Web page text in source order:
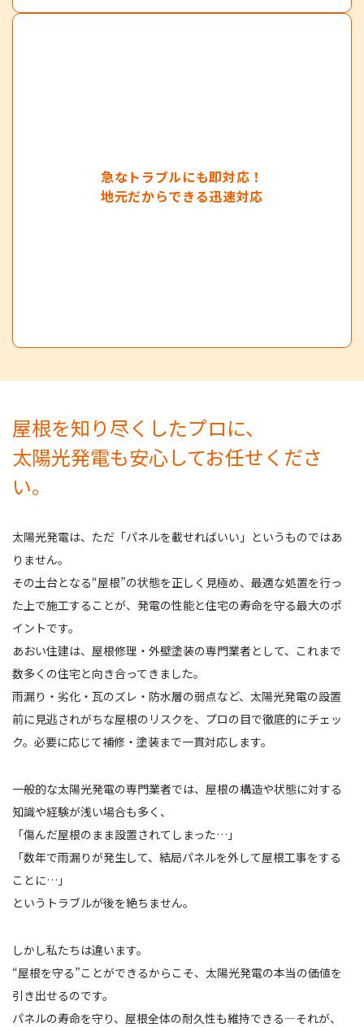
急なトラブルにも即対応！
地元だからできる迅速対応
屋根を知り尽くしたプロに、
太陽光発電も安心してお任せくださ
い。
太陽光発電は、ただ「パネルを載せればいい」というものではあ
りません。
その土台となる“屋根”の状態を正しく見極め、最適な処置を行っ
た上で施工することが、発電の性能と住宅の寿命を守る最大のポ
イントです。
あおい住建は、屋根修理・外壁塗装の専門業者として、これまで
数多くの住宅と向き合ってきました。
雨漏り・劣化・瓦のズレ・防水層の弱点など、太陽光発電の設置
前に見逃されがちな屋根のリスクを、プロの目で徹底的にチェッ
ク。必要に応じて補修・塗装まで一貫対応します。
一般的な太陽光発電の専門業者では、屋根の構造や状態に対する
知識や経験が浅い場合も多く、
「傷んだ屋根のまま設置されてしまった…」
「数年で雨漏りが発生して、結局パネルを外して屋根工事をする
ことに…」
というトラブルが後を絶ちません。
しかし私たちは違います。
“屋根を守る”ことができるからこそ、太陽光発電の本当の価値を
引き出せるのです。
パネルの寿命を守り、屋根全体の耐久性も維持できる—それが、